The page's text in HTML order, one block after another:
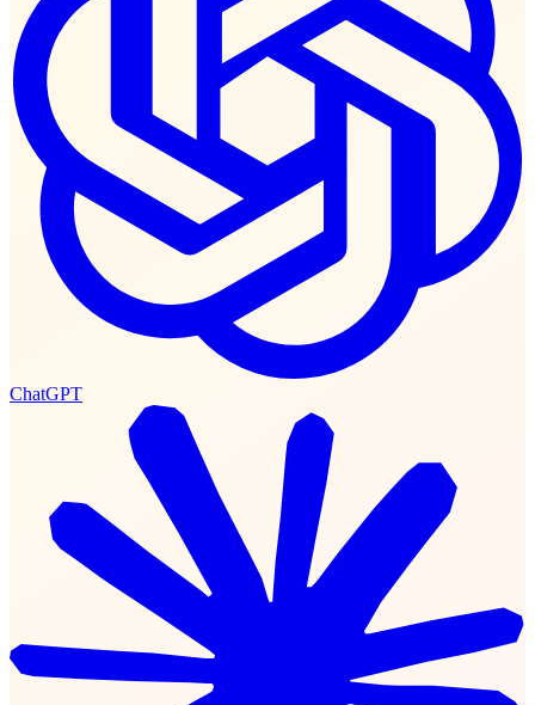
ChatGPT